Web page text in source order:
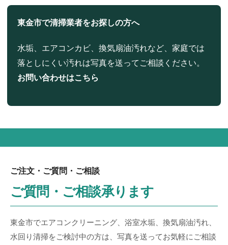
東金市で清掃業者をお探しの方へ
水垢、エアコンカビ、換気扇油汚れなど、家庭では
落としにくい汚れは写真を送ってご相談ください。
お問い合わせはこちら
ご注文・ご質問・ご相談
ご質問・ご相談承ります
東金市でエアコンクリーニング、浴室水垢、換気扇油汚れ、
水回り清掃をご検討中の方は、写真を送ってお気軽にご相談